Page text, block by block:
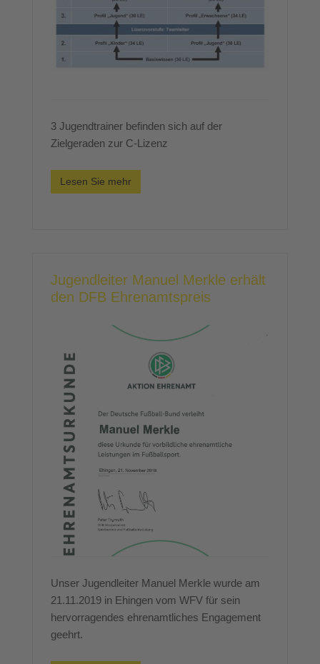
3 Jugendtrainer befinden sich auf der
Zielgeraden zur C-Lizenz
Lesen Sie mehr
Jugendleiter Manuel Merkle erhält
den DFB Ehrenamtspreis
Unser Jugendleiter Manuel Merkle wurde am
21.11.2019 in Ehingen vom WFV für sein
hervorragendes ehrenamtliches Engagement
geehrt.